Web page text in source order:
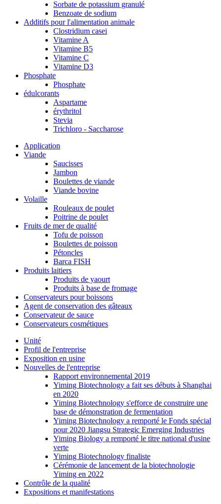
Sorbate de potassium granulé
Benzoate de sodium
Additifs pour l'alimentation animale
Clostridium casei
Vitamine A
Vitamine B5
Vitamine C
Vitamine D3
Phosphate
Phosphate
édulcorants
Aspartame
érythritol
Stevia
Trichloro - Saccharose
Application
Viande
Saucisses
Jambon
Boulettes de viande
Viande bovine
Volaille
Rouleaux de poulet
Poitrine de poulet
Fruits de mer de qualité
Tofu de poisson
Boulettes de poisson
Pétoncles
Barca FISH
Produits laitiers
Produits de yaourt
Produits à base de fromage
Conservateurs pour boissons
Agent de conservation des gâteaux
Conservateur de sauce
Conservateurs cosmétiques
Unité
Profil de l'entreprise
Exposition en usine
Nouvelles de l'entreprise
Rapport environnemental 2019
Yiming Biotechnology a fait ses débuts à Shanghai
en 2020
Yiming Biotechnology s'efforce de construire une
base de démonstration de fermentation
Yiming Biotechnology a remporté le Fonds spécial
pour 2020 Jiangsu Strategic Emerging Industries
Yiming Biology a remporté le titre national d'usine
verte
Yiming Biotechnology finaliste
Cérémonie de lancement de la biotechnologie
Yiming en 2022
Contrôle de la qualité
Expositions et manifestations